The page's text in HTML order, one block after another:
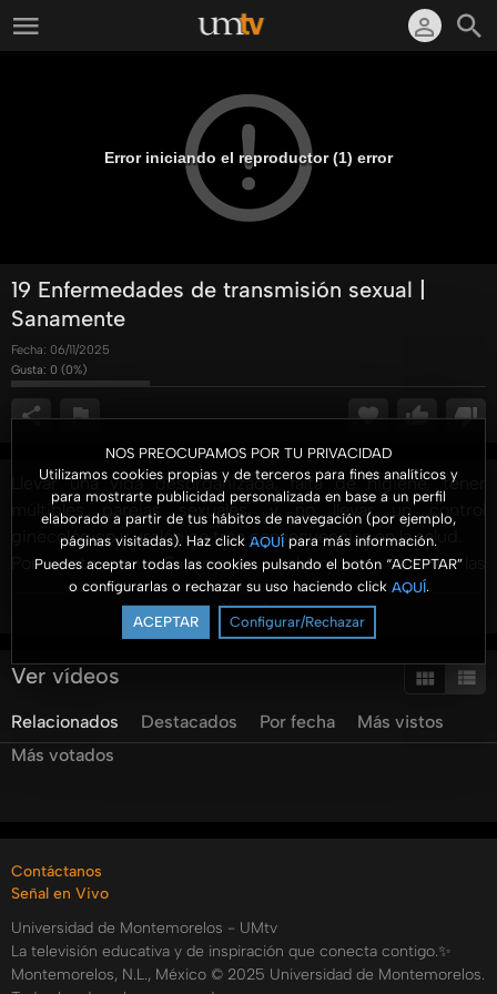
NOS PREOCUPAMOS POR TU PRIVACIDAD
Utilizamos cookies propias y de terceros para fines analíticos y
para mostrarte publicidad personalizada en base a un perfil
elaborado a partir de tus hábitos de navegación (por ejemplo,
páginas visitadas). Haz click AQUÍ para más información.
Puedes aceptar todas las cookies pulsando el botón “ACEPTAR”
o configurarlas o rechazar su uso haciendo click AQUÍ.
ACEPTAR Configurar/Rechazar
Error iniciando el reproductor (1) error
19 Enfermedades de transmisión sexual |
Sanamente
Fecha: 06/11/2025
Gusta: 0 (0%)
Llevar una vida desorganizada, falta de higiene, tener
múltiples parejas sexuales, y no llevar un control
ginecológico y urológico trae consecuencias en la salud.
Por esto en Sanamente hablaremos sobre las
consecuencias de llevar una vida sexual desorganizada,
nuestros invitados nos explicaran cómo podemos prevenir
estas enfermedad y qué tipo de apoyo son necesarios
para las personas contagiadas.
Tags:
proteccion
Ver más
Ver vídeos
Relacionados Destacados Por fecha
Más vistos
Más votados
Contáctanos
Señal en Vivo
Universidad de Montemorelos - UMtv
La televisión educativa y de inspiración que conecta contigo.✨
Montemorelos, N.L., México © 2025 Universidad de Montemorelos.